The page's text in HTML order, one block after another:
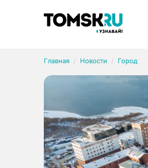
Главная Новости Город
Рубрики